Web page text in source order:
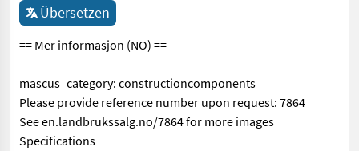
Übersetzen
== Mer informasjon (NO) ==
mascus_category: constructioncomponents
Please provide reference number upon request: 7864
See en.landbrukssalg.no/7864 for more images
Specifications